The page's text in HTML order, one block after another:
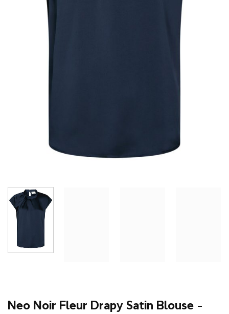
Neo Noir Fleur Drapy Satin Blouse –